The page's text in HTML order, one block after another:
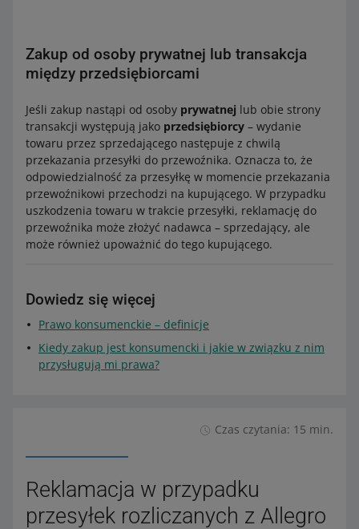
Zakup od osoby prywatnej lub transakcja
między przedsiębiorcami
Jeśli zakup nastąpi od osoby prywatnej lub obie strony
transakcji występują jako przedsiębiorcy – wydanie
towaru przez sprzedającego następuje z chwilą
przekazania przesyłki do przewoźnika. Oznacza to, że
odpowiedzialność za przesyłkę w momencie przekazania
przewoźnikowi przechodzi na kupującego. W przypadku
uszkodzenia towaru w trakcie przesyłki, reklamację do
przewoźnika może złożyć nadawca – sprzedający, ale
może również upoważnić do tego kupującego.
Dowiedz się więcej
Prawo konsumenckie – definicje
Kiedy zakup jest konsumencki i jakie w związku z nim
przysługują mi prawa?
Czas czytania: 15 min.
Reklamacja w przypadku
przesyłek rozliczanych z Allegro